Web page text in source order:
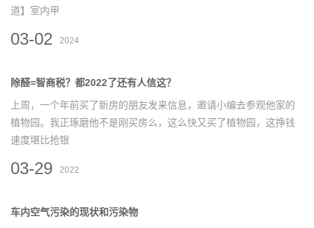
道】室内甲
03-02 2024
除醛=智商税？都2022了还有人信这？
上周，一个年前买了新房的朋友发来信息，邀请小编去参观他家的
植物园。我正琢磨他不是刚买房么，这么快又买了植物园，这挣钱
速度堪比抢银
03-29 2022
车内空气污染的现状和污染物